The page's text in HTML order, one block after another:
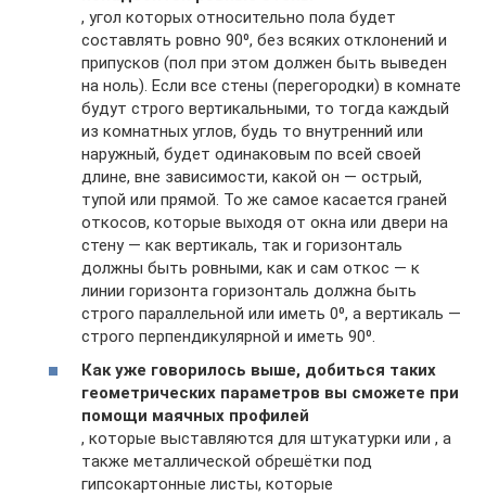
, угол которых относительно пола будет
составлять ровно 90⁰, без всяких отклонений и
припусков (пол при этом должен быть выведен
на ноль). Если все стены (перегородки) в комнате
будут строго вертикальными, то тогда каждый
из комнатных углов, будь то внутренний или
наружный, будет одинаковым по всей своей
длине, вне зависимости, какой он — острый,
тупой или прямой. То же самое касается граней
откосов, которые выходя от окна или двери на
стену — как вертикаль, так и горизонталь
должны быть ровными, как и сам откос — к
линии горизонта горизонталь должна быть
строго параллельной или иметь 0⁰, а вертикаль —
строго перпендикулярной и иметь 90⁰.
Как уже говорилось выше, добиться таких
геометрических параметров вы сможете при
помощи маячных профилей
, которые выставляются для штукатурки или , а
также металлической обрешётки под
гипсокартонные листы, которые